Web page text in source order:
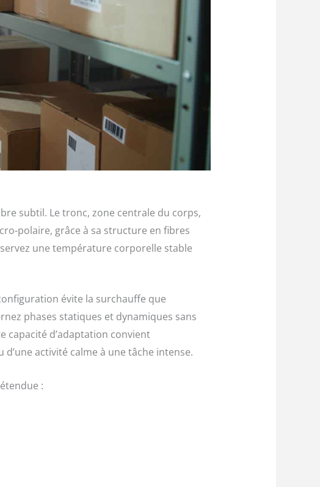
subtil. Le tronc, zone centrale du corps,
polaire, grâce à sa structure en fibres
une température corporelle stable
évite la surchauffe que
phases statiques et dynamiques sans
capacité d’adaptation convient
activité calme à une tâche intense.
: